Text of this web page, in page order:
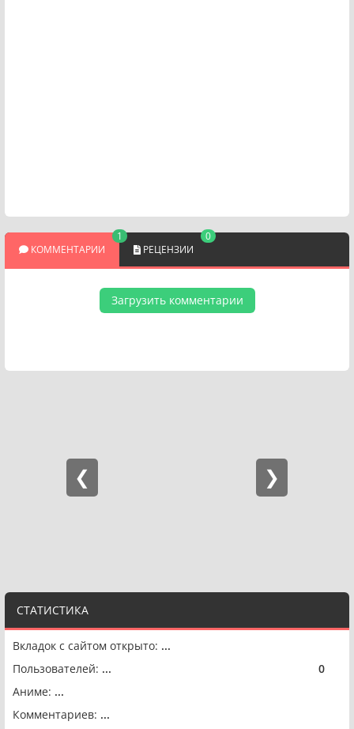
СТАТИСТИКА
Вкладок с сайтом открыто: ...
Пользователей: ... 0
Аниме: ...
Комментариев: ...
КОММЕНТАРИИ
1
РЕЦЕНЗИИ
0
Загрузить комментарии